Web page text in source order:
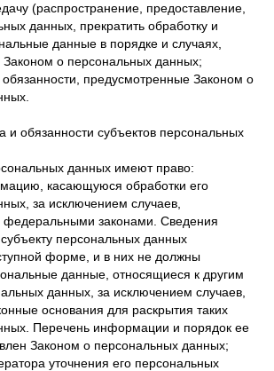
(распространение, предоставление,
данных, прекратить обработку и
данные в порядке и случаях,
о персональных данных;
предусмотренные Законом о
и обязанности субъектов персональных
данных имеют право:
касающуюся обработки его
за исключением случаев,
федеральными законами. Сведения
персональных данных
форме, и в них не должны
данные, относящиеся к другим
данных, за исключением случаев,
основания для раскрытия таких
Перечень информации и порядок ее
Законом о персональных данных;
уточнения его персональных